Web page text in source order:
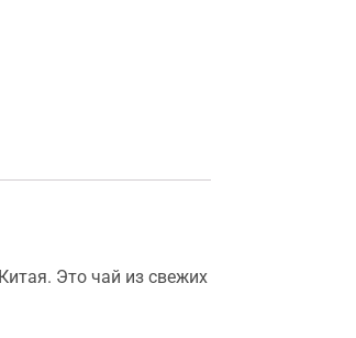
Это чай из свежих